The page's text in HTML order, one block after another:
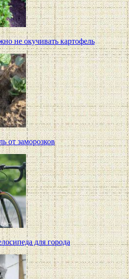
не окучивать картофель
от заморозков
для города